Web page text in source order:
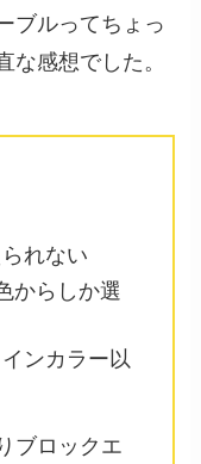
ブルってちょっ
感想でした。
れない
からしか選
ンカラー以
ブロックエ